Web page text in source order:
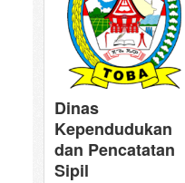
Dinas
Kependudukan
dan Pencatatan
Sipil